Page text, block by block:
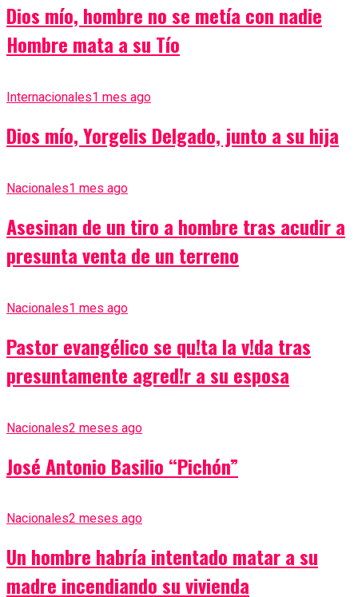
Dios mío, hombre no se metía con nadie
Hombre mata a su Tío
Internacionales1 mes ago
Dios mío, Yorgelis Delgado, junto a su hija
Nacionales1 mes ago
Asesinan de un tiro a hombre tras acudir a
presunta venta de un terreno
Nacionales1 mes ago
Pastor evangélico se qu!ta la v!da tras
presuntamente agred!r a su esposa
Nacionales2 meses ago
José Antonio Basilio “Pichón”
Nacionales2 meses ago
Un hombre habría intentado matar a su
madre incendiando su vivienda